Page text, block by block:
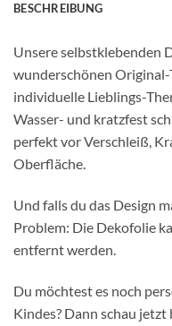
BESCHREIBUNG
Unsere selbstklebenden
wunderschönen Original-
individuelle Lieblings-
Wasser- und kratzfest
perfekt vor Verschleiß,
Oberfläche.
Und falls du das Design
Problem: Die Dekofolie
entfernt werden.
Du möchtest es noch
Kindes? Dann schau